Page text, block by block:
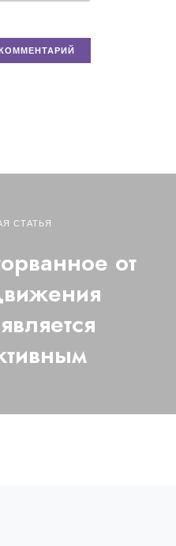
СТАТЬЯ
от